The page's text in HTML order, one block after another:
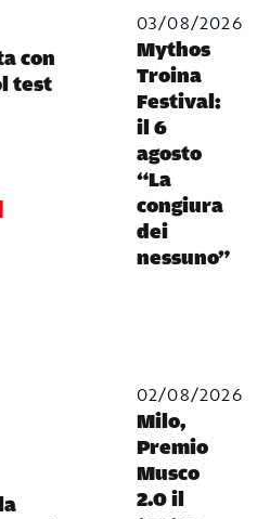
con
test
03/08/2026
Mythos
Troina
Festival:
il 6
agosto
“La
congiura
dei
nessuno”
02/08/2026
Milo,
Premio
Musco
2.0 il